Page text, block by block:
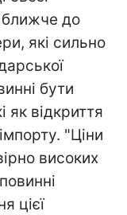
ближче до
які сильно
бути
як відкриття
"Ціни
високих
цієї